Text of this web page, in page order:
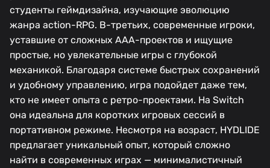
студенты геймдизайна, изучающие эволюцию
жанра action-RPG. В-третьих, современные игроки,
уставшие от сложных AAA-проектов и ищущие
простые, но увлекательные игры с глубокой
механикой. Благодаря системе быстрых сохранений
и удобному управлению, игра подойдет даже тем,
кто не имеет опыта с ретро-проектами. На Switch
она идеальна для коротких игровых сессий в
портативном режиме. Несмотря на возраст, HYDLIDE
предлагает уникальный опыт, который сложно
найти в современных играх — минималистичный